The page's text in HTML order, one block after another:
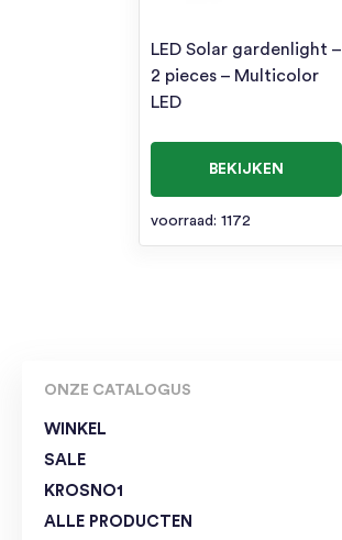
ONZE CATALOGUS
WINKEL
SALE
KROSNO1
ALLE PRODUCTEN
LED Solar gardenlight –
2 pieces – Multicolor
LED
BEKIJKEN
voorraad: 1172